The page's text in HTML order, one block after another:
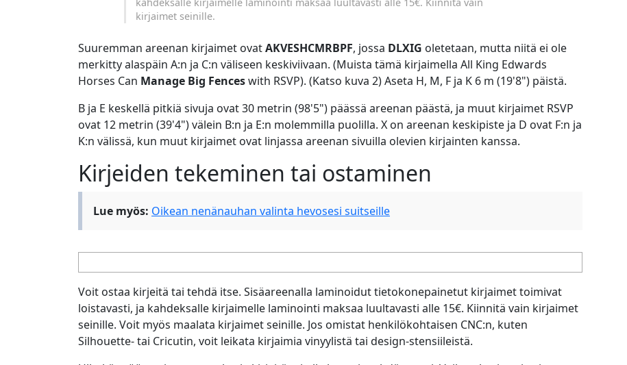
kirjaimet seinille.
Suuremman areenan kirjaimet ovatAKVESHCMRBPF, jossa DLXIG oletetaan, mutta niitä ei ole
merkitty alaspäin A:n ja C:n väliseen keskiviivaan. (Muista tämä kirjaimella All King Edwards
Horses Can Manage Big Fenceswith RSVP). (Katso kuva 2) Aseta H, M, F ja K 6 m (19'8") päistä.
B ja E keskellä pitkiä sivuja ovat 30 metrin (98'5") päässä areenan päästä, ja muut kirjaimet RSVP
ovat 12 metrin (39'4") välein B:n ja E:n molemmilla puolilla. X on areenan keskipiste ja D ovat F:n ja
K:n välissä, kun muut kirjaimet ovat linjassa areenan sivuilla olevien kirjainten kanssa.
Kirjeiden tekeminen tai ostaminen
Lue myös: Oikean nenänauhan valinta hevosesi suitseille
Voit ostaa kirjeitä tai tehdä itse. Sisäareenalla laminoidut tietokonepainetut kirjaimet toimivat
loistavasti, ja kahdeksalle kirjaimelle laminointi maksaa luultavasti alle 15€. Kiinnitä vain kirjaimet
seinille. Voit myös maalata kirjaimet seinille. Jos omistat henkilökohtaisen CNC:n, kuten
Silhouette- tai Cricutin, voit leikata kirjaimia vinyylistä tai design-stensiileistä.